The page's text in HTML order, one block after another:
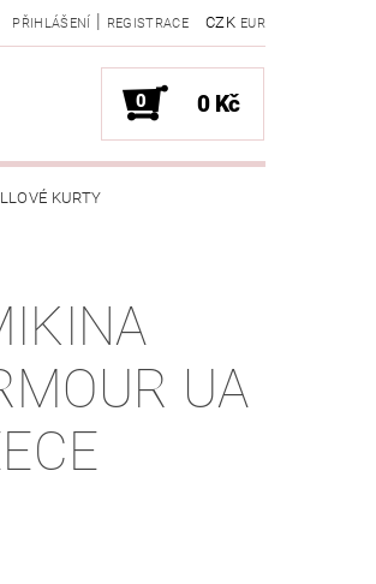
CZK EUR
PŘIHLÁŠENÍ | REGISTRACE
0 0 Kč
KURTY
UA